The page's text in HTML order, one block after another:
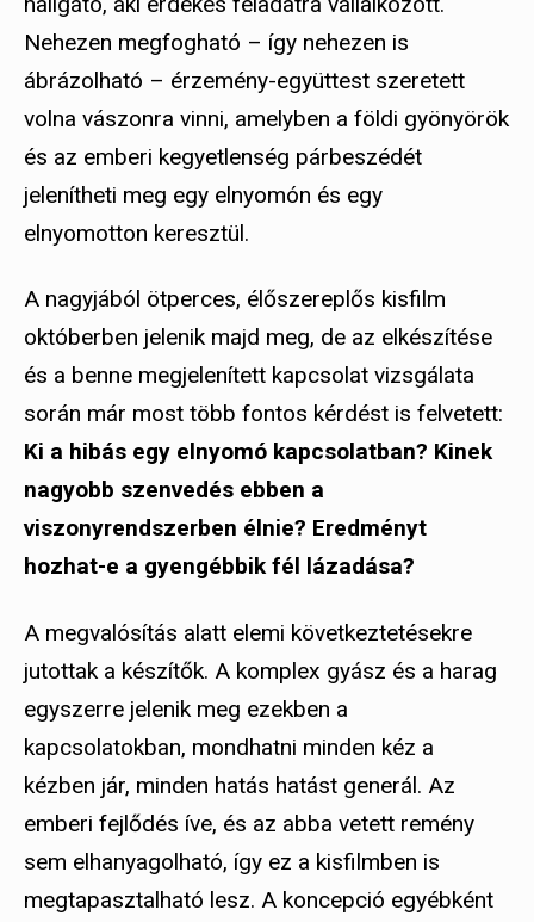
Nehezen megfogható – így nehezen is
ábrázolható – érzemény-együttest szeretett
volna vászonra vinni, amelyben a földi gyönyörök
és az emberi kegyetlenség párbeszédét
jelenítheti meg egy elnyomón és egy
elnyomotton keresztül.
A nagyjából ötperces, élőszereplős kisfilm
októberben jelenik majd meg, de az elkészítése
és a benne megjelenített kapcsolat vizsgálata
során már most több fontos kérdést is felvetett:
Ki a hibás egy elnyomó kapcsolatban? Kinek
nagyobb szenvedés ebben a
viszonyrendszerben élnie? Eredményt
hozhat-e a gyengébbik fél lázadása?
A megvalósítás alatt elemi következtetésekre
jutottak a készítők. A komplex gyász és a harag
egyszerre jelenik meg ezekben a
kapcsolatokban, mondhatni minden kéz a
kézben jár, minden hatás hatást generál. Az
emberi fejlődés íve, és az abba vetett remény
sem elhanyagolható, így ez a kisfilmben is
megtapasztalható lesz. A koncepció egyébként